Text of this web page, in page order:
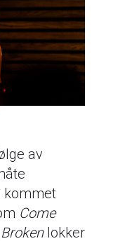
av
kommet
Come
Brokenlokker